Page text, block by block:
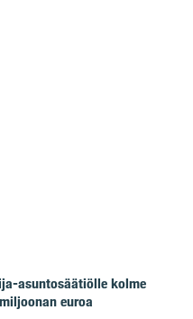
asuntosäätiölle kolme
euroa